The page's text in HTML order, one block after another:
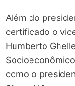
Além do
certificado o
Humberto
como o